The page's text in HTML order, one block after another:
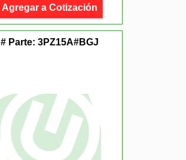
Agregar a Cotización
# Parte: 3PZ15A#BGJ